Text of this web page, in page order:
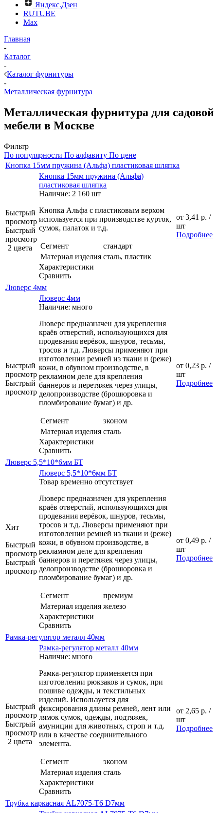
Яндекс.Дзен
RUTUBE
Max
Главная
-
Каталог
-
Каталог фурнитуры
-
Металлическая фурнитура
Металлическая фурнитура для садовой
мебели в Москве
Фильтр
По популярности По алфавиту По цене
Кнопка 15мм пружина (Альфа) пластиковая шляпка
Быстрый
просмотр
Быстрый
просмотр
2 цвета
Кнопка 15мм пружина (Альфа)
пластиковая шляпка
Наличие: 2 160 шт
Кнопка Альфа с пластиковым верхом
используется при производстве курток,
сумок, палаток и т.д.
Сегмент
стандарт
Материал изделия сталь, пластик
Характеристики
Сравнить
от 3,41 р. /
шт
Подробнее
Люверс 4мм
Быстрый
просмотр
Быстрый
просмотр
Люверс 4мм
Наличие: много
Люверс предназначен для укрепления
краёв отверстий, использующихся для
продевания верёвок, шнуров, тесьмы,
тросов и т.д. Люверсы применяют при
изготовлении ремней из ткани и (реже)
кожи, в обувном производстве, в
рекламном деле для крепления
баннеров и перетяжек через улицы,
делопроизводстве (брошюровка и
пломбирование бумаг) и др.
Сегмент
эконом
Материал изделия сталь
Характеристики
Сравнить
от 0,23 р. /
шт
Подробнее
Люверс 5,5*10*6мм БТ
Хит
Быстрый
просмотр
Быстрый
просмотр
Люверс 5,5*10*6мм БТ
Товар временно отсутствует
Люверс предназначен для укрепления
краёв отверстий, использующихся для
продевания верёвок, шнуров, тесьмы,
тросов и т.д. Люверсы применяют при
изготовлении ремней из ткани и (реже)
кожи, в обувном производстве, в
рекламном деле для крепления
баннеров и перетяжек через улицы,
делопроизводстве (брошюровка и
пломбирование бумаг) и др.
Сегмент
премиум
Материал изделия железо
Характеристики
Сравнить
от 0,49 р. /
шт
Подробнее
Рамка-регулятор металл 40мм
Быстрый
просмотр
Быстрый
просмотр
2 цвета
Рамка-регулятор металл 40мм
Наличие: много
Рамка-регулятор применяется при
изготовлении рюкзаков и сумок, при
пошиве одежды, и текстильных
изделий. Используется для
фиксирования длины ремней, лент или
лямок сумок, одежды, подтяжек,
амуниции для животных, строп и т.д.
или в качестве соединительного
элемента.
Сегмент
эконом
Материал изделия сталь
Характеристики
Сравнить
от 2,65 р. /
шт
Подробнее
Трубка каркасная AL7075-T6 D7мм